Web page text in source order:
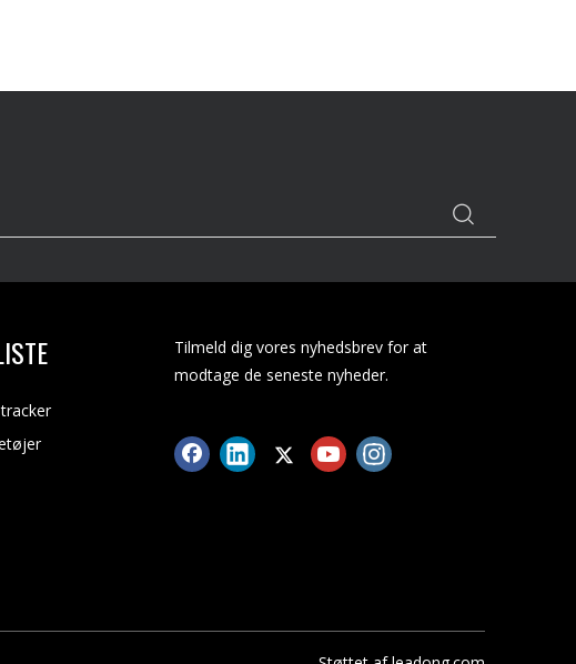
Tilmeld dig vores nyhedsbrev for at
modtage de seneste nyheder.